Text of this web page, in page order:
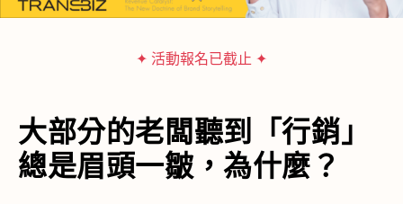
✦ 活動報名已截止 ✦
大部分的老闆聽到「行銷」
總是眉頭一皺，為什麼？